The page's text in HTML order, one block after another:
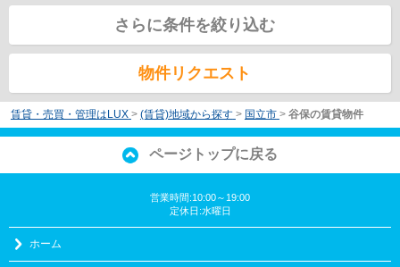
さらに条件を絞り込む
物件リクエスト
賃貸・売買・管理はLUX > (賃貸)地域から探す > 国立市 > 谷保の賃貸物件
ページトップに戻る
営業時間:10:00～19:00
定休日:水曜日
ホーム